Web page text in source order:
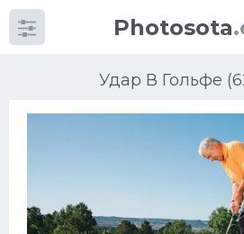
Photosota
Удар В Гольфе
КатегорииФото